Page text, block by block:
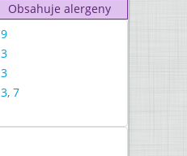
Obsahuje alergeny
9
3
3
3, 7